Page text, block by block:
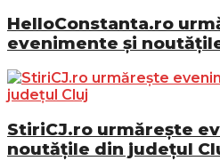
HelloConstanta.ro
evenimente și
StiriCJ.ro urmărește
noutățile din județul